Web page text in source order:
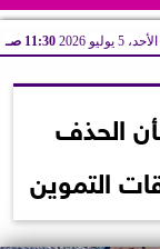
الأحد، 5 يوليو 2026 11:30 صـ
الحذف
التموين